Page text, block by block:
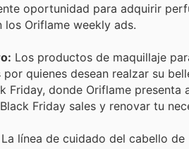
oportunidad para adquirir
Oriflame weekly ads.
Los productos de maquillaje
por quienes desean realzar su
Friday, donde Oriflame
Friday sales y renovar tu
La línea de cuidado del cabello